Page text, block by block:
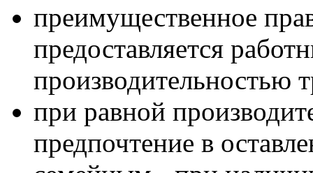
преимущественное
предоставляется
производительностью
при равной
предпочтение в